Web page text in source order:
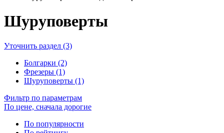
Шуруповерты
Уточнить раздел (3)
Болгарки (2)
Фрезеры (1)
Шуруповерты (1)
Фильтр по параметрам
По цене, сначала дорогие
По популярности